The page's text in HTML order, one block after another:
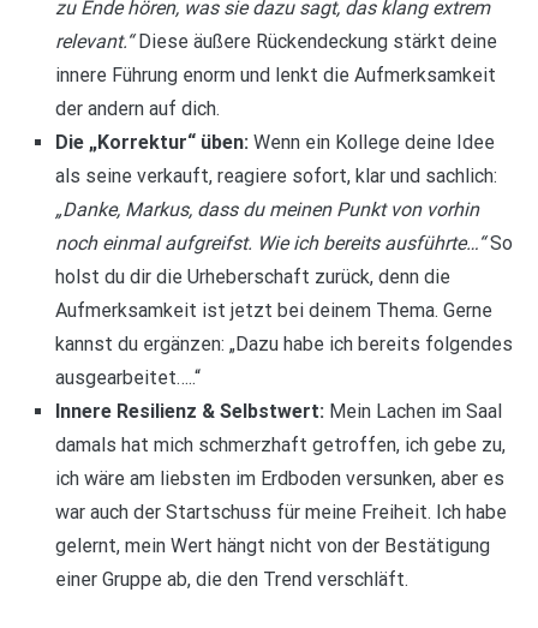
zu Ende hören, was sie dazu sagt, das klang extrem
relevant.“Diese äußere Rückendeckung stärkt deine
innere Führung enorm und lenkt die Aufmerksamkeit
der andern auf dich.
Die „Korrektur“ üben: Wenn ein Kollege deine Idee
als seine verkauft, reagiere sofort, klar und sachlich:
„Danke, Markus, dass du meinen Punkt von vorhin
noch einmal aufgreifst. Wie ich bereits ausführte…“So
holst du dir die Urheberschaft zurück, denn die
Aufmerksamkeit ist jetzt bei deinem Thema. Gerne
kannst du ergänzen: „Dazu habe ich bereits folgendes
ausgearbeitet…..“
Innere Resilienz & Selbstwert: Mein Lachen im Saal
damals hat mich schmerzhaft getroffen, ich gebe zu,
ich wäre am liebsten im Erdboden versunken, aber es
war auch der Startschuss für meine Freiheit. Ich habe
gelernt, mein Wert hängt nicht von der Bestätigung
einer Gruppe ab, die den Trend verschläft.